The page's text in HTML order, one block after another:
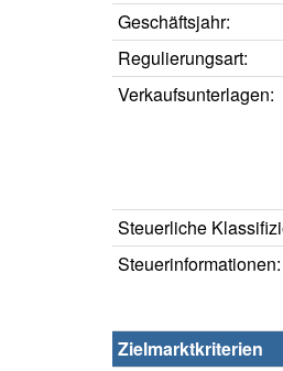
Geschäftsjahr:
Regulierungsart:
Verkaufsunterlagen:
Steuerliche
Steuerinformationen:
Zielmarktkriterien